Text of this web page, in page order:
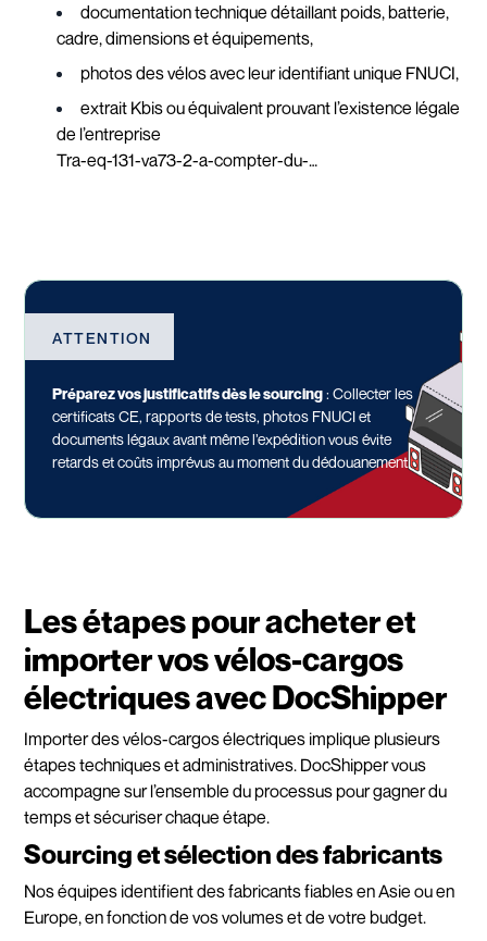
documentation technique détaillant poids, batterie,
cadre, dimensions et équipements,
photos des vélos avec leur identifiant unique FNUCI,
extrait Kbis ou équivalent prouvant l’existence légale
de l’entreprise
Tra-eq-131-va73-2-a-compter-du-…
ATTENTION
Préparez vos justificatifs dès le sourcing: Collecter les
certificats CE, rapports de tests, photos FNUCI et
documents légaux avant même l’expédition vous évite
retards et coûts imprévus au moment du dédouanement.
Les étapes pour acheter et
importer vos vélos-cargos
électriques avec DocShipper
Importer des vélos-cargos électriques implique plusieurs
étapes techniques et administratives. DocShipper vous
accompagne sur l’ensemble du processus pour gagner du
temps et sécuriser chaque étape.
Sourcing et sélection des fabricants
Nos équipes identifient des fabricants fiables en Asie ou en
Europe, en fonction de vos volumes et de votre budget.